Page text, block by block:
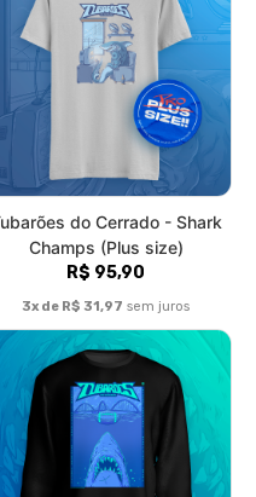
Tubarões do Cerrado - Jaws
(moletom)
R$ 160,90
3x de R$ 53,63 sem juros
Tubarões do Cerrado - Jaws
(baby long)